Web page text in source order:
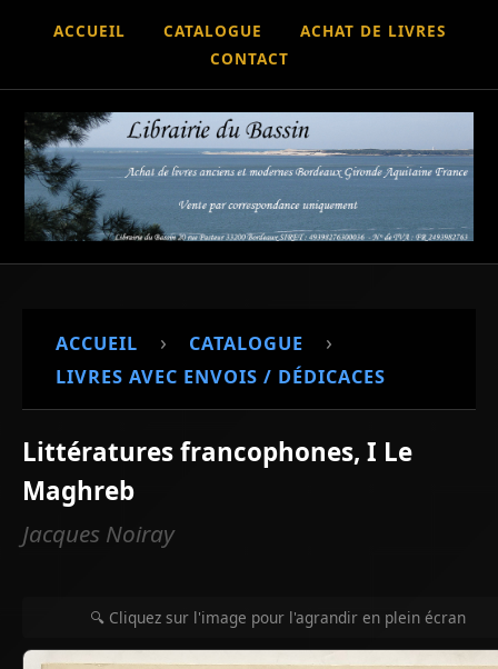
ACCUEIL CATALOGUE
ACHAT DE LIVRES
CONTACT
ACCUEIL › CATALOGUE ›
LIVRES AVEC ENVOIS / DÉDICACES
Littératures francophones, I Le
Maghreb
Jacques Noiray
🔍 Cliquez sur l'image pour l'agrandir en plein écran